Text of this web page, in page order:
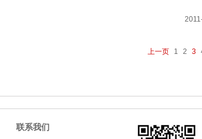
上一页 1 2 3
联系我们